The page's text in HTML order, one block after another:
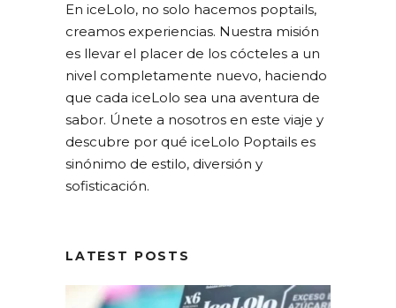
En iceLolo, no solo hacemos poptails,
creamos experiencias. Nuestra misión
es llevar el placer de los cócteles a un
nivel completamente nuevo, haciendo
que cada iceLolo sea una aventura de
sabor. Únete a nosotros en este viaje y
descubre por qué iceLolo Poptails es
sinónimo de estilo, diversión y
sofisticación.
LATEST POSTS